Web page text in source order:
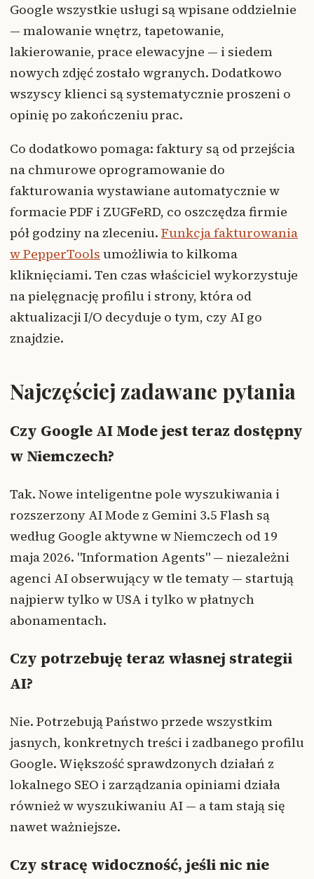
Google wszystkie usługi są wpisane oddzielnie
— malowanie wnętrz, tapetowanie,
lakierowanie, prace elewacyjne — i siedem
nowych zdjęć zostało wgranych. Dodatkowo
wszyscy klienci są systematycznie proszeni o
opinię po zakończeniu prac.
Co dodatkowo pomaga: faktury są od przejścia
na chmurowe oprogramowanie do
fakturowania wystawiane automatycznie w
formacie PDF i ZUGFeRD, co oszczędza firmie
pół godziny na zleceniu. Funkcja fakturowania
w PepperTools umożliwia to kilkoma
kliknięciami. Ten czas właściciel wykorzystuje
na pielęgnację profilu i strony, która od
aktualizacji I/O decyduje o tym, czy AI go
znajdzie.
Najczęściej zadawane pytania
Czy Google AI Mode jest teraz dostępny
w Niemczech?
Tak. Nowe inteligentne pole wyszukiwania i
rozszerzony AI Mode z Gemini 3.5 Flash są
według Google aktywne w Niemczech od 19
maja 2026. "Information Agents" — niezależni
agenci AI obserwujący w tle tematy — startują
najpierw tylko w USA i tylko w płatnych
abonamentach.
Czy potrzebuję teraz własnej strategii
AI?
Nie. Potrzebują Państwo przede wszystkim
jasnych, konkretnych treści i zadbanego profilu
Google. Większość sprawdzonych działań z
lokalnego SEO i zarządzania opiniami działa
również w wyszukiwaniu AI — a tam stają się
nawet ważniejsze.
Czy stracę widoczność, jeśli nic nie